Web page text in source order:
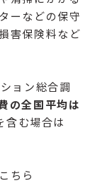
ーなどの保守
害保険料など
ョン総合調
の全国平均は
含む場合は
ちら